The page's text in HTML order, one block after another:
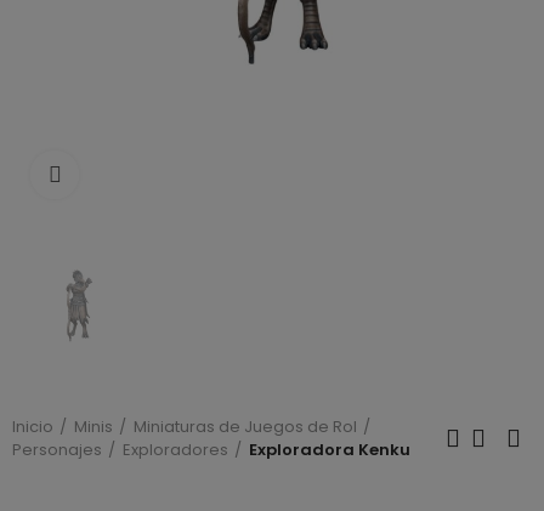
Inicio Minis
Miniaturas de Juegos de Rol
Personajes
Exploradores Exploradora Kenku